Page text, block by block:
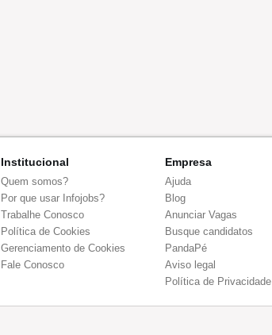
Institucional
Quem somos?
Por que usar Infojobs?
Trabalhe Conosco
Política de Cookies
Gerenciamento de Cookies
Fale Conosco
Empresa
Ajuda
Blog
Anunciar Vagas
Busque candidatos
PandaPé
Aviso legal
Política de Privacidade